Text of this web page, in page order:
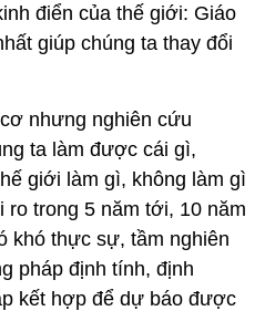
điển của thế giới: Giáo
giúp chúng ta thay đổi
nhưng nghiên cứu
ta làm được cái gì,
giới làm gì, không làm gì
ro trong 5 năm tới, 10 năm
khó thực sự, tầm nghiên
pháp định tính, định
kết hợp để dự báo được